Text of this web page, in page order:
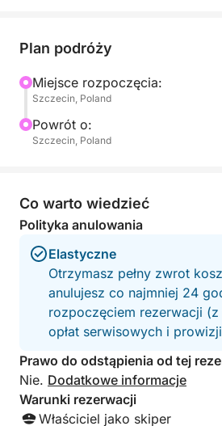
wodach Odry, gdy udajemy się
spostrzeżeniami na temat boomu
który kiedyś definiował
starych dźwigów i
ukryte zakątki stoczni,
Hellwig Poros / Rockstar 101
wygodną przejażdżkę,
niezbędne urządzenia
bezpiecznej podróży. Na
parzoną kawą, podziwiając
surowym dziedzictwem
pięknem otaczających dróg
Idealna dla miejskich
każdego, kto jest ciekawy historii
wycieczka jest zarówno
wciągająca. To nie tylko
Plan podróży
Miejsce rozpoczęcia:
Szczecin, Poland
Powrót o:
Szczecin, Poland
Co warto wiedzieć
Polityka anulowania
Elastyczne
Otrzymasz pełny zwrot
anulujesz co najmniej 24
rozpoczęciem rezerwacji (z
opłat serwisowych i
Prawo do odstąpienia od tej
Nie. Dodatkowe informacje
Warunki rezerwacji
Właściciel jako skiper